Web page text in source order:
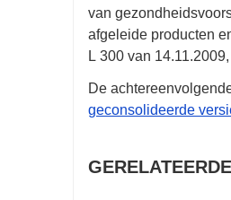
van
afgeleide producten
L 300 van 14.11.2009,
De
geconsolideerde